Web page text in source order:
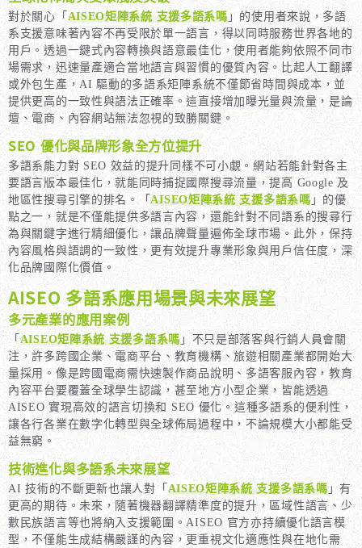
對於關心「 AISEO矩陣系統 支援多語系嗎」的使用者來說，多語
系支援意味著內容不再受限於單一語言，得以同時服務世界各地的
用戶。透過一鍵式內容轉換與語意最佳化，使用者能夠依照不同市
場需求，迅速量產適合當地語言與習慣的優質內容。比起人工翻譯
或外包生產，AI 驅動的多語系矩陣系統不僅節省時間與成本，並
提供更高的一致性與語法正確率。這直接增加曝光量與流量，是論
壇、電商、內容網站無法忽視的致勝關鍵。
SEO 優化與品牌形象全方位提升
多語系能力對 SEO 效益的提升同樣不可小覷。網站若能針對各主
要語言版本最佳化，就能同時捕捉國際搜尋流量，提高 Google 及
地區性搜尋引擎的排名。「AISEO矩陣系統 支援多語系嗎」的優
點之一，就是不僅能提供多語言內容，還能針對不同語系的搜尋行
為與關鍵字進行精細優化，讓品牌聲量遍佈全球市場。此外，保持
內容風格與語調的一致性，更有效提升專業形象與用戶信任度，深
化品牌國際化價值。
AISEO 多語系應用場景與未來展望
多元產業的應用案例
「 AISEO矩陣系統 支援多語系嗎」不只是部落客與行銷人員會關
注，許多跨國企業、電商平台、教育機構、旅遊相關產業都開始大
量採用。像是跨國電商需快速製作商品說明、多語客服內容，教育
內容平台要覆蓋全球學生認識，甚至地方小型企業，皆能透過
AISEO 實現高效的語言切換和 SEO 優化。這種多語系的便利性，
讓各行各業在數字化轉型與全球佈局過程中，不論規模大小都能受
益無窮。
技術進化與多語系未來展望
AI 技術的不斷更新也讓人對「 AISEO矩陣系統 支援多語系嗎」有
更高的期待。未來，隨著機器翻譯精準度的提升，區域性語言、少
數民族語言等也將納入支援範圍。AISEO 官方亦持續優化語言模
型，不僅能生成結構嚴謹的內容，更重視文化適應性與在地化需